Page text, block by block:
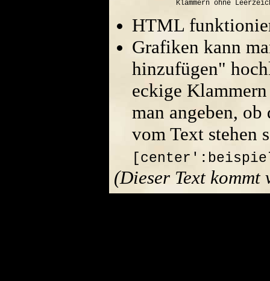
HTML
Grafiken kann
hinzufügen"
eckige
man angeben,
vom Text stehen
(Dieser Text kommt